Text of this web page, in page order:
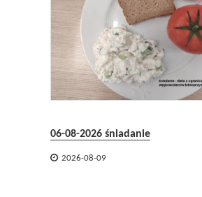
06-08-2026 śniadanie
 2026-08-09